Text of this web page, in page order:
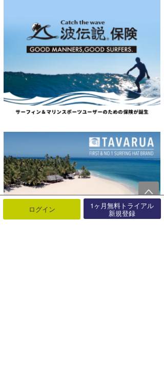
ログイン 1ヶ月無料トライアル
新規登録